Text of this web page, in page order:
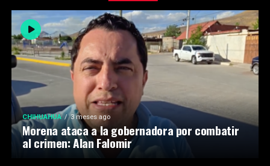
CHIHUAHUA 3 meses ago
Morena ataca a la gobernadora por combatir
al crimen: Alan Falomir